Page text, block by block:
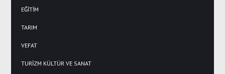
EĞİTİM
TARIM
VEFAT
TURİZM KÜLTÜR VE SANAT